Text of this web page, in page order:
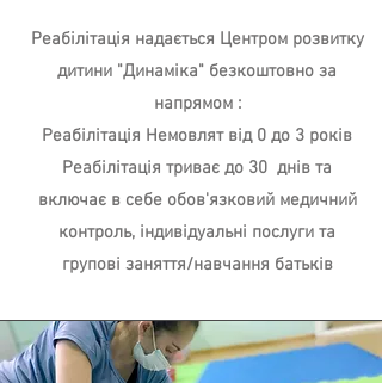
Реабілітація надається Центром розвитку
дитини "Динаміка" безкоштовно за
напрямом :
Реабілітація Немовлят від 0 до 3 років
Реабілітація триває до 30 днів та
включає в себе обов'язковий медичний
контроль, індивідуальні послуги та
групові заняття/навчання батьків